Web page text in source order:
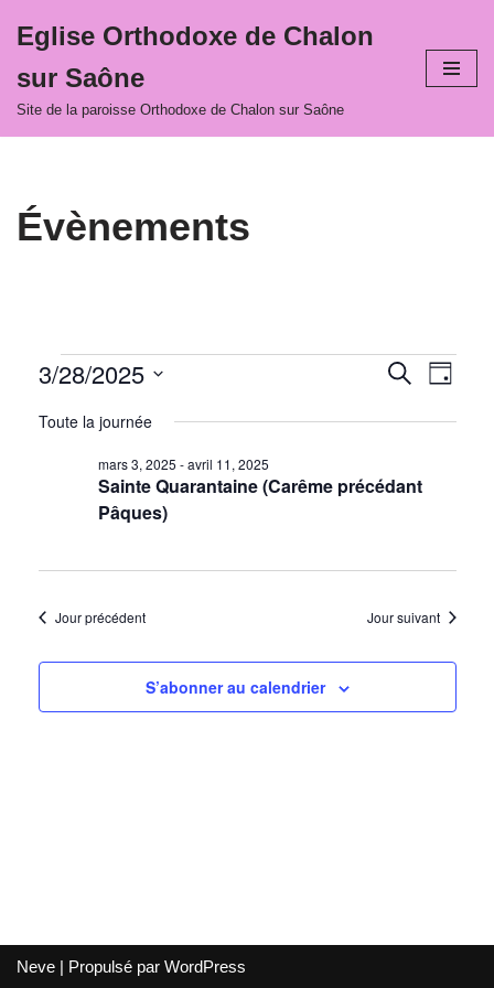
au
contenu
Eglise Orthodoxe de Chalon
sur Saône
Site de la paroisse Orthodoxe de Chalon sur Saône
Évènements
et
de
Recherche
Jour
3/28/2025
une
Toute la journée
Sainte Quarantaine (Carême précédant
Pâques)
mars 3, 2025 -avril 11, 2025
Jour précédent Jour suivant
S’abonner au calendrier
Neve | Propulsé par WordPress